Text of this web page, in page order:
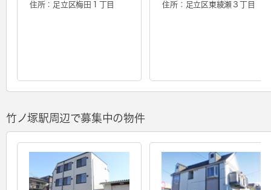
住所：足立区梅田１丁目 住所：足立区東綾瀬３丁目
竹ノ塚駅周辺で募集中の物件